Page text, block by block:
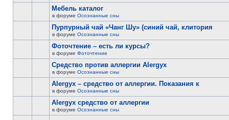
Мебель каталог
в форуме Осознанные сны
Пурпурный чай «Чанг Шу» (синий чай, клитория
в форуме Осознанные сны
Фоточтение – есть ли курсы?
в форуме Фоточтение
Cредство против аллергии Alergyx
в форуме Осознанные сны
Alergyx – средство от аллергии. Показания к
в форуме Осознанные сны
Alergyx средство от аллергии
в форуме Осознанные сны